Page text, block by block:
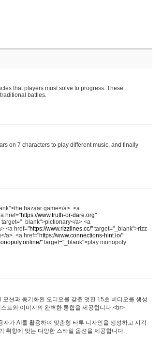
that players must solve to progress. These
battles.
on 7 characters to play different music, and finally
bazaar game</a> <a
href="https://www.truth-or-dare.org"
target="_blank">pictionary</a> <a
<a href="https://www.rizzlines.cc/" target="_blank">rizz
a> <a href="https://www.connections-hint.io/"
" target="_blank">play monopoly
션과 동기화된 오디오를 갖춘 멋진 15초 비디오를 생성
트와 이미지의 완벽한 통합을 제공합니다.<br>
자가 AI를 활용하여 맞춤형 타투 디자인을 생성하고 시각
취향에 맞는 다양한 스타일 옵션을 제공합니다.